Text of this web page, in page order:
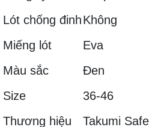
Lót chống đinhKhông
Miếng lót
Eva
Màu sắc
Đen
Size
36-46
Thương hiệu
Takumi